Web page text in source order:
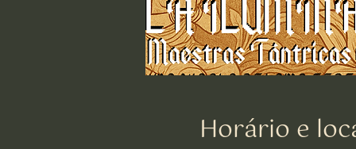
Horário e